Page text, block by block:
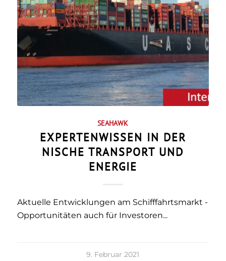
SEAHAWK
EXPERTENWISSEN IN DER
NISCHE TRANSPORT UND
ENERGIE
Aktuelle Entwicklungen am Schifffahrtsmarkt -
Opportunitäten auch für Investoren...
9. Februar 2021